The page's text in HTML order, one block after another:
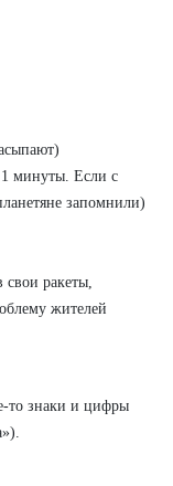
минуты. Если с
запомнили)
ракеты,
жителей
то знаки и цифры